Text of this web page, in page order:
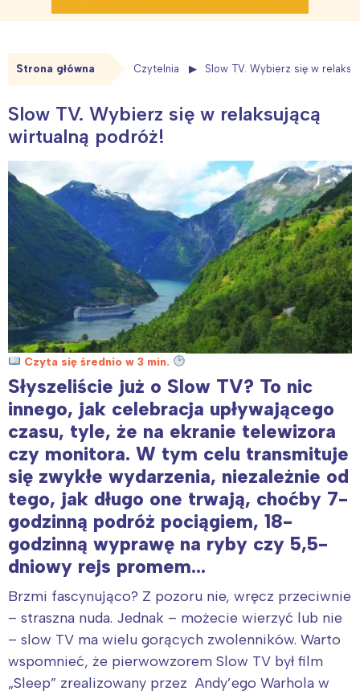
Strona główna Czytelnia Slow TV. Wybierz się w
Slow TV. Wybierz się w relaksującą
wirtualną podróż!
Czyta się średnio w 3 min.
Słyszeliście już o Slow TV? To nic
innego, jak celebracja upływającego
czasu, tyle, że na ekranie telewizora
czy monitora. W tym celu transmituje
się zwykłe wydarzenia, niezależnie od
tego, jak długo one trwają, choćby 7-
godzinną podróż pociągiem, 18-
godzinną wyprawę na ryby czy 5,5-
dniowy rejs promem…
Brzmi fascynująco? Z pozoru nie, wręcz przeciwnie
– straszna nuda. Jednak – możecie wierzyć lub nie
– slow TV ma wielu gorących zwolenników. Warto
wspomnieć, że pierwowzorem Slow TV był film
„Sleep” zrealizowany przez Andy’ego Warhola w